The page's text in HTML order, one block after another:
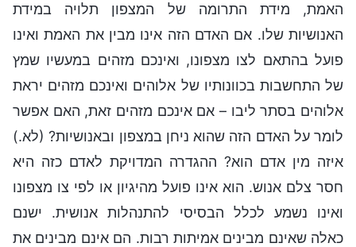
האמת, מידת התרומה של המצפון תלויה במידת
האנושיות שלו. אם האדם הזה אינו מבין את האמת ואינו
פועל בהתאם לצו מצפונו, ואינכם מזהים במעשיו שמץ
של התחשבות בכוונותיו של אלוהים ואינכם מזהים יראת
אלוהים בסתר ליבו – אם אינכם מזהים זאת, האם אפשר
לומר על האדם הזה שהוא ניחן במצפון ובאנושיות? (לא.)
איזה מין אדם הוא? ההגדרה המדויקת לאדם כזה היא
חסר צלם אנוש. הוא אינו פועל מהיגיון או לפי צו מצפונו
ואינו נשמע לכלל הבסיסי להתנהלות אנושית. ישנם
כאלה שאינם מבינים אמיתות רבות. הם אינם מבינים את